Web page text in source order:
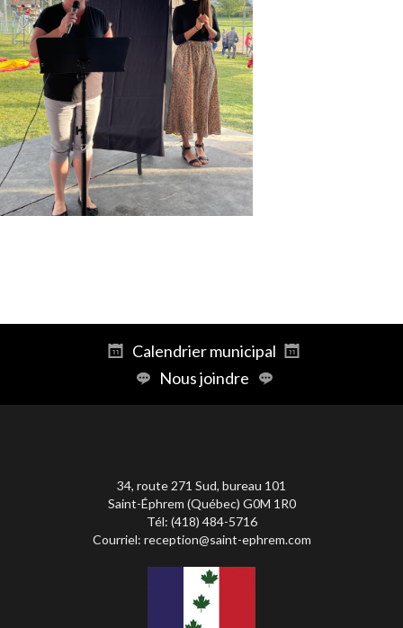
Calendrier municipal
Nous joindre
34, route 271 Sud, bureau 101
Saint-Éphrem (Québec) G0M 1R0
Tél: (418) 484-5716
Courriel: reception@saint-ephrem.com